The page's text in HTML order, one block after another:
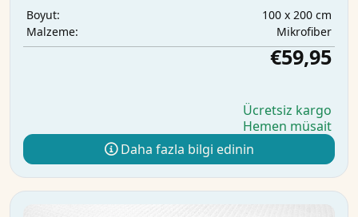
Boyut:
100 x 200 cm
Malzeme:
Mikrofiber
€59,95
Ücretsiz kargo
Hemen müsait
Daha fazla bilgi edinin